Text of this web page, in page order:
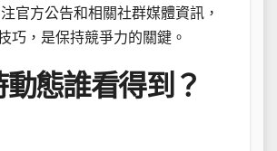
官方公告和相關社群媒體資訊，
巧，是保持競爭力的關鍵。
動態誰看得到？